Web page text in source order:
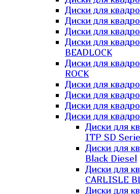
Диски для
Диски для
Диски для
Диски для
BEADLOCK
Диски для
ROCK
Диски для
Диски для
Диски для
Диски для
Диски для
ITP SD
Диски для
Black Diesel
Диски для
CARLISLE
Диски для